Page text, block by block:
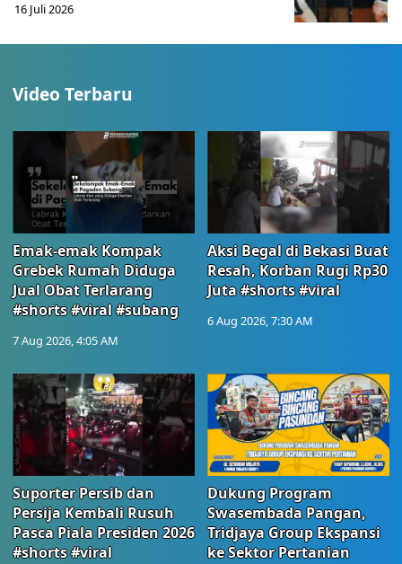
16 Juli 2026
Video Terbaru
Emak-emak Kompak
Grebek Rumah Diduga
Jual Obat Terlarang
#shorts #viral #subang
7 Aug 2026, 4:05 AM
Aksi Begal di Bekasi Buat
Resah, Korban Rugi Rp30
Juta #shorts #viral
6 Aug 2026, 7:30 AM
Suporter Persib dan
Persija Kembali Rusuh
Pasca Piala Presiden 2026
#shorts #viral
Dukung Program
Swasembada Pangan,
Tridjaya Group Ekspansi
ke Sektor Pertanian